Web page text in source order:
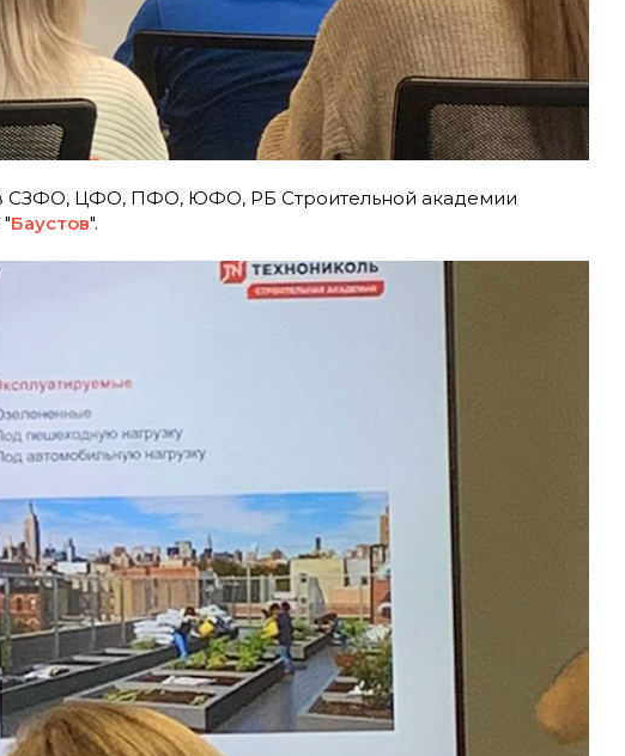
СЗФО, ЦФО, ПФО, ЮФО, РБ Строительной академии
Баустов".